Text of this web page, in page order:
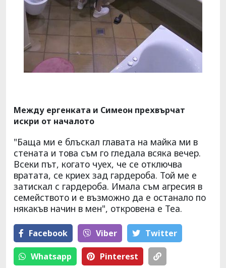
Между ергенката и Симеон прехвърчат
искри от началото
"Баща ми е блъскал главата на майка ми в
стената и това съм го гледала всяка вечер.
Всеки път, когато чуех, че се отключва
вратата, се криех зад гардероба. Той ме е
затискал с гардероба. Имала съм агресия в
семейството и е възможно да е останало по
някакъв начин в мен", откровена е Теа.
Facebook Viber Тwitter
Whatsapp Pinterest